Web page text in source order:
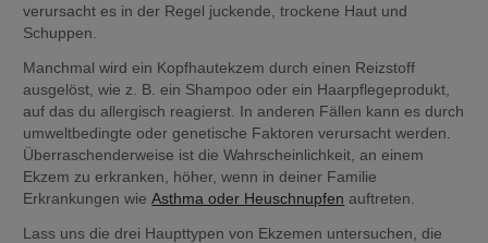
verursacht es in der Regel juckende, trockene Haut und
Schuppen.
Manchmal wird ein Kopfhautekzem durch einen Reizstoff
ausgelöst, wie z. B. ein Shampoo oder ein Haarpflegeprodukt,
auf das du allergisch reagierst. In anderen Fällen kann es durch
umweltbedingte oder genetische Faktoren verursacht werden.
Überraschenderweise ist die Wahrscheinlichkeit, an einem
Ekzem zu erkranken, höher, wenn in deiner Familie
Erkrankungen wie Asthma oder Heuschnupfen auftreten.
Lass uns die drei Haupttypen von Ekzemen untersuchen, die